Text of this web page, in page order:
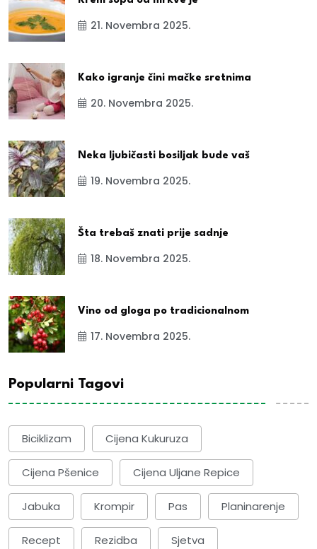
21. Novembra 2025.
Kako igranje čini mačke sretnima
20. Novembra 2025.
Neka ljubičasti bosiljak bude vaš
19. Novembra 2025.
Šta trebaš znati prije sadnje
18. Novembra 2025.
Vino od gloga po tradicionalnom
17. Novembra 2025.
Popularni Tagovi
Biciklizam Cijena Kukuruza
Cijena Pšenice Cijena Uljane Repice
Jabuka Krompir Pas Planinarenje
Recept Rezidba Sjetva